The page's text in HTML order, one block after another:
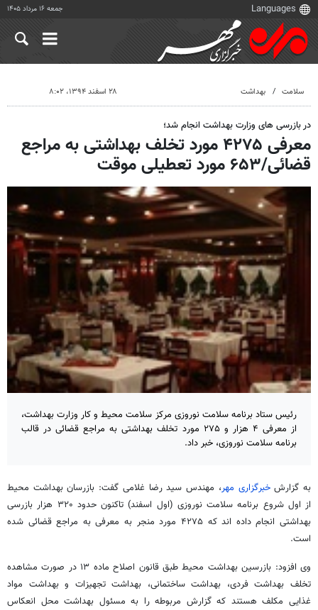
جمعه ۱۶ مرداد ۱۴۰۵
سلامت بهداشت ۲۸ اسفند ۱۳۹۴، ۸:۰۲
در بازرسی های وزارت بهداشت انجام شد؛
معرفی ۴۲۷۵ مورد تخلف بهداشتی به مراجع
قضائی/۶۵۳ مورد تعطیلی موقت
رئیس ستاد برنامه سلامت نوروزی مرکز سلامت محیط و کار وزارت بهداشت،
از معرفی ۴ هزار و ۲۷۵ مورد تخلف بهداشتی به مراجع قضائی در قالب
برنامه سلامت نوروزی، خبر داد.
به گزارشخبرگزاری مهر، مهندس سید رضا غلامی گفت: بازرسان بهداشت محیط
از اول شروع برنامه سلامت نوروزی (اول اسفند) تاکنون حدود ۳۲۰ هزار بازرسی
بهداشتی انجام داده اند که ۴۲۷۵ مورد منجر به معرفی به مراجع قضائی شده
است.
وی افزود: بازرسین بهداشت محیط طبق قانون اصلاح ماده ۱۳ در صورت مشاهده
تخلف بهداشت فردی، بهداشت ساختمانی، بهداشت تجهیزات و بهداشت مواد
غذایی مکلف هستند که گزارش مربوطه را به مسئول بهداشت محل انعکاس